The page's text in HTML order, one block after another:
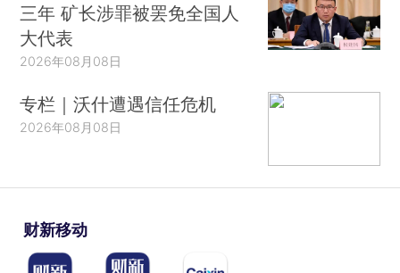
三年 矿长涉罪被罢免全国人
大代表
2026年08月08日
专栏｜沃什遭遇信任危机
2026年08月08日
财新移动